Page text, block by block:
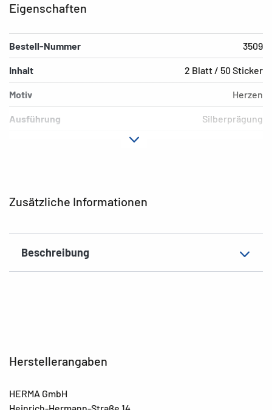
Zusätzliche Informationen
Beschreibung
Eigenschaften
Bestell-Nummer 3509
Inhalt 2 Blatt / 50 Sticker
Motiv Herzen
Ausführung Silberprägung
Herstellerangaben
HERMA GmbH